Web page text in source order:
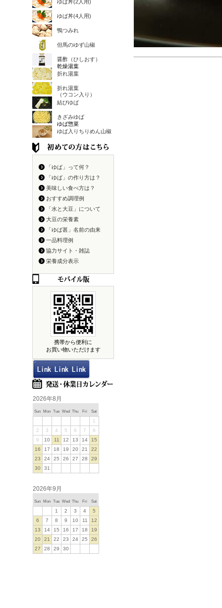
ゆば丼(2人用)
ゆば丼(4人用)
鴨つみれ
但馬のゆず山椒
醤酢（ひしおす）
乾燥湯葉
折れ湯葉
折れ湯葉
（ウコン入り）
結びゆば
きざみゆば
ゆば惣菜
ゆば入りちりめん山椒
「ゆば」って何？
「ゆば」の作り方は？
美味しい食べ方は？
おすすめ調理例
「水と大豆」について
大豆の栄養素
「ゆば甚」名前の由来
一品料理例
協力サイト・雑誌
栄養成分表示
携帯から便利に
お買い物いただけます
2026年8月
Sun Mon Tue Wed Thu Fri Sat
1
2
3 4 5 6 7
8
9
10 11 12 13 14
15
16
17 18 19 20 21
22
23
24 25 26 27 28
29
30
31
2026年9月
Sun Mon Tue Wed Thu Fri Sat
1 2 3 4
5
6
7 8 9 10 11
12
13
14 15 16 17 18
19
20
21 22 23 24 25
26
27
28 29 30